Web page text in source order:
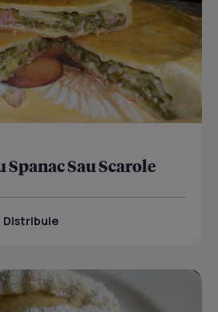
Spanac Sau Scarole
Distribuie